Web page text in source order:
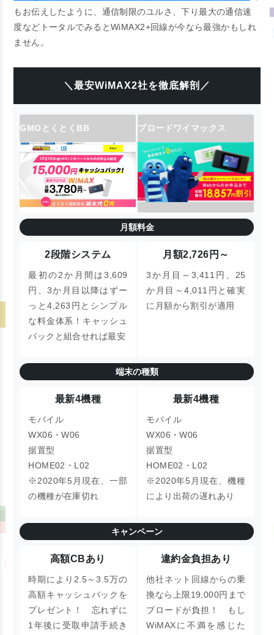
もお伝えしたように、通信制限のユルさ、下り最大の通信速
度などトータルでみるとWiMAX2+回線が今なら最強かもしれ
ません。
＼最安WiMAX2社を徹底解剖／
GMOとくとくBB ブロードワイマックス
月額料金
2段階システム
最初の2か月間は3,609
円、3か月目以降はずー
っと4,263円とシンプル
な料金体系！キャッシュ
バックと組合せれば最安
月額2,726円～
3か月目～3,411円、25
か月目～4,011円と確実
に月額から割引が適用
端末の種類
最新4機種
モバイル
WX06・W06
据置型
HOME02・L02
※2020年5月現在、一部
の機種が在庫切れ
最新4機種
モバイル
WX06・W06
据置型
HOME02・L02
※2020年5月現在、機種
により出荷の遅れあり
キャンペーン
高額CBあり
時期により2.5～3.5万の
高額キャッシュバックを
プレゼント！ 忘れずに
1年後に受取申請手続き
違約金負担あり
他社ネット回線からの乗
換なら上限19,000円まで
ブロードが負担！ もし
WiMAXに不満を感じた